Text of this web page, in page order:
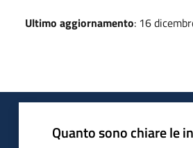
Ultimo aggiornamento: 16
Quanto sono chiare le